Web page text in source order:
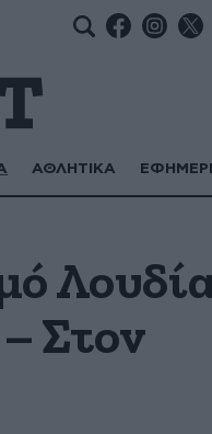
ΑΘΛΗΤΙΚΑ
Στον